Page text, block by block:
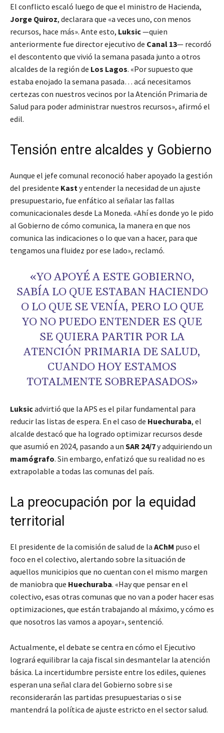
El conflicto escaló luego de que el ministro de Hacienda,
Jorge Quiroz, declarara que «a veces uno, con menos
recursos, hace más». Ante esto, Luksic—quien
anteriormente fue director ejecutivo de Canal 13— recordó
el descontento que vivió la semana pasada junto a otros
alcaldes de la región de Los Lagos. «Por supuesto que
estaba enojado la semana pasada… acá necesitamos
certezas con nuestros vecinos por la Atención Primaria de
Salud para poder administrar nuestros recursos», afirmó el
edil.
Tensión entre alcaldes y Gobierno
Aunque el jefe comunal reconoció haber apoyado la gestión
del presidente Kasty entender la necesidad de un ajuste
presupuestario, fue enfático al señalar las fallas
comunicacionales desde La Moneda. «Ahí es donde yo le pido
al Gobierno de cómo comunica, la manera en que nos
comunica las indicaciones o lo que van a hacer, para que
tengamos una fluidez por ese lado», reclamó.
«YO APOYÉ A ESTE GOBIERNO,
SABÍA LO QUE ESTABAN HACIENDO
O LO QUE SE VENÍA, PERO LO QUE
YO NO PUEDO ENTENDER ES QUE
SE QUIERA PARTIR POR LA
ATENCIÓN PRIMARIA DE SALUD,
CUANDO HOY ESTAMOS
TOTALMENTE SOBREPASADOS»
Luksicadvirtió que la APS es el pilar fundamental para
reducir las listas de espera. En el caso de Huechuraba, el
alcalde destacó que ha logrado optimizar recursos desde
que asumió en 2024, pasando a un SAR 24/7y adquiriendo un
mamógrafo. Sin embargo, enfatizó que su realidad no es
extrapolable a todas las comunas del país.
La preocupación por la equidad
territorial
El presidente de la comisión de salud de la AChM puso el
foco en el colectivo, alertando sobre la situación de
aquellos municipios que no cuentan con el mismo margen
de maniobra que Huechuraba. «Hay que pensar en el
colectivo, esas otras comunas que no van a poder hacer esas
optimizaciones, que están trabajando al máximo, y cómo es
que nosotros las vamos a apoyar», sentenció.
Actualmente, el debate se centra en cómo el Ejecutivo
logrará equilibrar la caja fiscal sin desmantelar la atención
básica. La incertidumbre persiste entre los ediles, quienes
esperan una señal clara del Gobierno sobre si se
reconsiderarán las partidas presupuestarias o si se
mantendrá la política de ajuste estricto en el sector salud.